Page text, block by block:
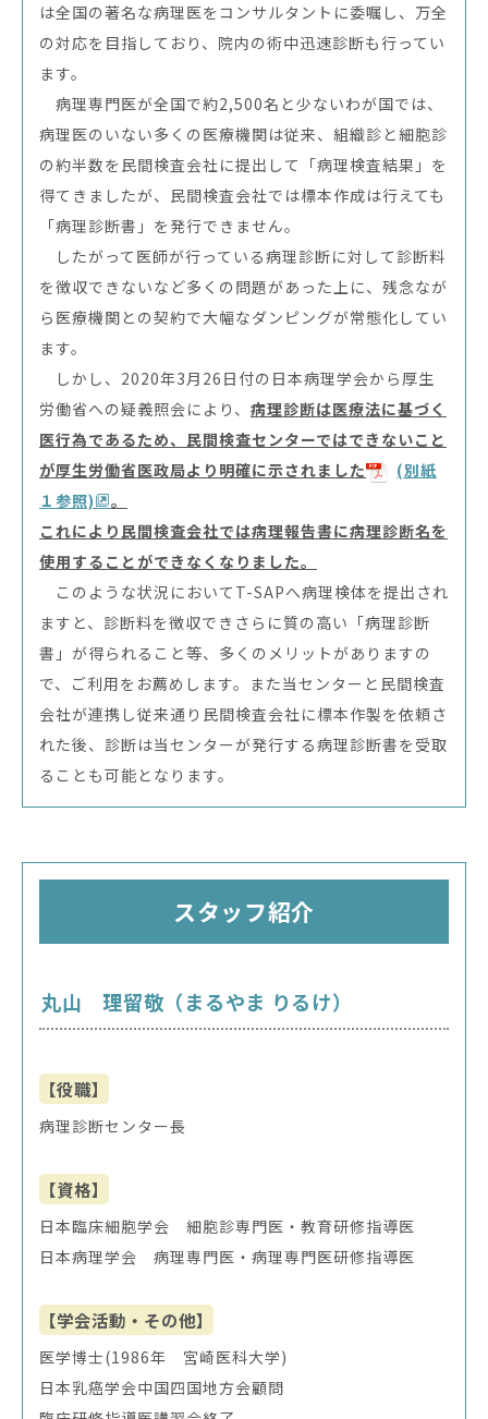
は全国の著名な病理医をコンサルタントに委嘱し、万全
の対応を目指しており、院内の術中迅速診断も行ってい
ます。
病理専門医が全国で約2,500名と少ないわが国では、
病理医のいない多くの医療機関は従来、組織診と細胞診
の約半数を民間検査会社に提出して「病理検査結果」を
得てきましたが、民間検査会社では標本作成は行えても
「病理診断書」を発行できません。
したがって医師が行っている病理診断に対して診断料
を徴収できないなど多くの問題があった上に、残念なが
ら医療機関との契約で大幅なダンピングが常態化してい
ます。
しかし、2020年3月26日付の日本病理学会から厚生
労働省への疑義照会により、 病理診断は医療法に基づく
医行為であるため、民間検査センターではできないこと
が厚生労働省医政局より明確に示されました
(別紙
１参照)
。
これにより民間検査会社では病理報告書に病理診断名を
使用することができなくなりました。
このような状況においてT-SAPへ病理検体を提出され
ますと、診断料を徴収できさらに質の高い「病理診断
書」が得られること等、多くのメリットがありますの
で、ご利用をお薦めします。また当センターと民間検査
会社が連携し従来通り民間検査会社に標本作製を依頼さ
れた後、診断は当センターが発行する病理診断書を受取
ることも可能となります。
スタッフ紹介
丸山 理留敬（まるやま りるけ）
【役職】
病理診断センター長
【資格】
日本臨床細胞学会 細胞診専門医・教育研修指導医
日本病理学会 病理専門医・病理専門医研修指導医
【学会活動・その他】
医学博士(1986年 宮崎医科大学)
日本乳癌学会中国四国地方会顧問